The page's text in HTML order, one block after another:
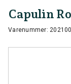
Capulin
Varenummer: